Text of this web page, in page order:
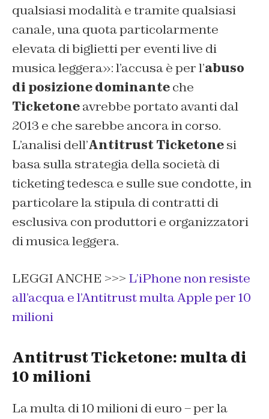
qualsiasi modalità e tramite qualsiasi
canale, una quota particolarmente
elevata di biglietti per eventi live di
musica leggera»: l’accusa è per l’abuso
di posizione dominanteche
Ticketoneavrebbe portato avanti dal
2013 e che sarebbe ancora in corso.
L’analisi dell’Antitrust Ticketonesi
basa sulla strategia della società di
ticketing tedesca e sulle sue condotte, in
particolare la stipula di contratti di
esclusiva con produttori e organizzatori
di musica leggera.
LEGGI ANCHE >>> L’iPhone non resiste
all’acqua e l’Antitrust multa Apple per 10
milioni
Antitrust Ticketone: multa di
10 milioni
La multa di 10 milioni di euro – per la